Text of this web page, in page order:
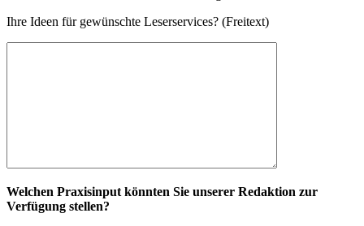
Ihre Ideen für gewünschte Leserservices? (Freitext)
Welchen Praxisinput könnten Sie unserer Redaktion zur
Verfügung stellen?